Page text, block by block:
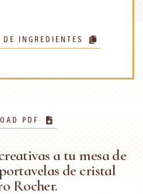
INGREDIENTES
PDF
a tu mesa de
de cristal
Rocher.